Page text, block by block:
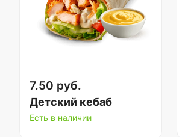
7.50 руб.
Детский кебаб
Есть в наличии